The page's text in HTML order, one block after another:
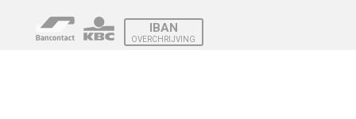
IBAN
OVERCHRIJVING